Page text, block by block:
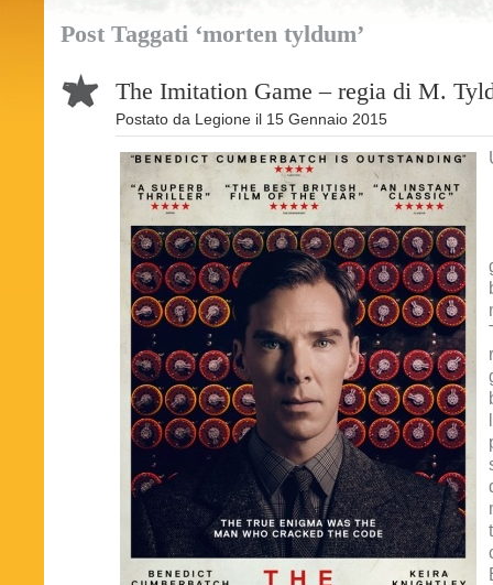
Post Taggati ‘morten tyldum’
The Imitation Game – regia di M.
Postato da Legione il 15 Gennaio 2015